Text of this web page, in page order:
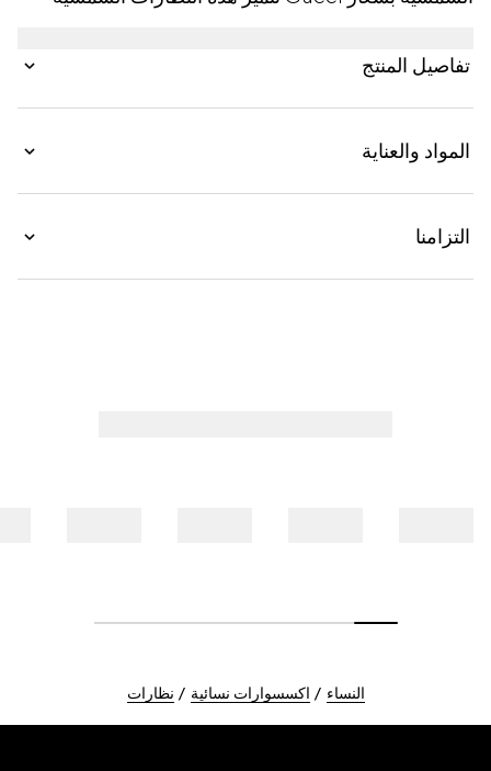
تفاصيل المنتج
المواد والعناية
التزامنا
النساء اكسسوارات نسائية نظارات